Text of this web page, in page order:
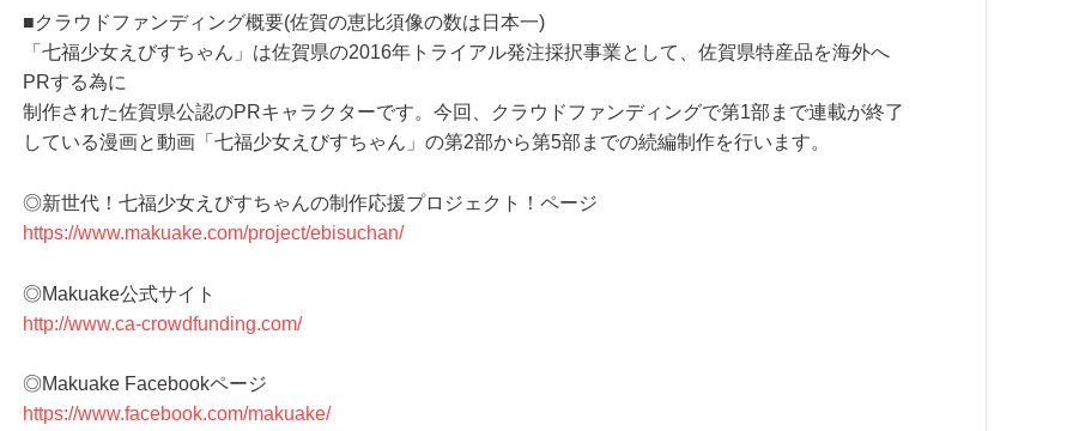
■クラウドファンディング概要(佐賀の恵比須像の数は日本一)
「七福少女えびすちゃん」は佐賀県の2016年トライアル発注採択事業として、佐賀県特産品を海外へ
PRする為に
制作された佐賀県公認のPRキャラクターです。今回、クラウドファンディングで第1部まで連載が終了
している漫画と動画「七福少女えびすちゃん」の第2部から第5部までの続編制作を行います。
◎新世代！七福少女えびすちゃんの制作応援プロジェクト！ページ
https://www.makuake.com/project/ebisuchan/
◎Makuake公式サイト
http://www.ca-crowdfunding.com/
◎Makuake Facebookページ
https://www.facebook.com/makuake/